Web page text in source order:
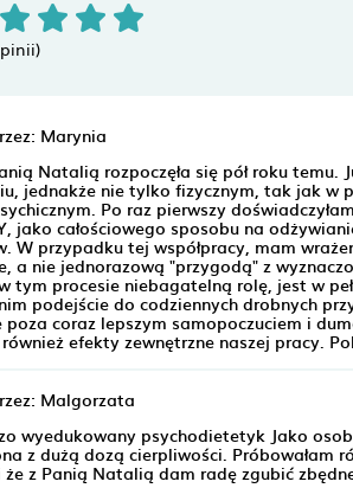
Marynia
Natalią rozpoczęła się pół roku
jednakże nie tylko fizycznym, tak jak w
Po raz pierwszy
jako całościowego sposobu na
W przypadku tej współpracy, mam
a nie jednorazową "przygodą" z
tym procesie niebagatelną rolę, jest w
podejście do codziennych drobnych
poza coraz lepszym samopoczuciem i
efekty zewnętrzne naszej pracy.
Malgorzata
wyedukowany psychodietetyk Jako
z dużą dozą cierpliwości. Próbowałam
że z Panią Natalią dam radę zgubić